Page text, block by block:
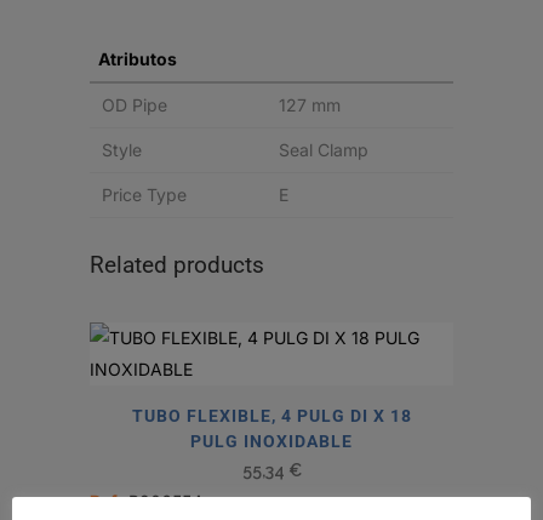
Atributos
OD Pipe 127 mm
Style Seal Clamp
Price Type E
Related products
TUBO FLEXIBLE, 4 PULG DI X 18
PULG INOXIDABLE
55,34 €
Ref:P206554